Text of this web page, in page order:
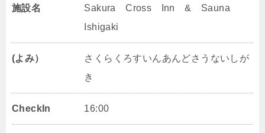
施設名
Sakura Cross Inn & Sauna
Ishigaki
(よみ）
さくらくろすいんあんどさうないしが
き
CheckIn 16:00